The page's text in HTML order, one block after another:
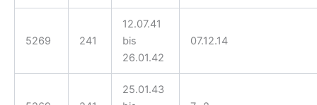
5269 241
12.07.41
bis
26.01.42
07.12.14
25.01.43